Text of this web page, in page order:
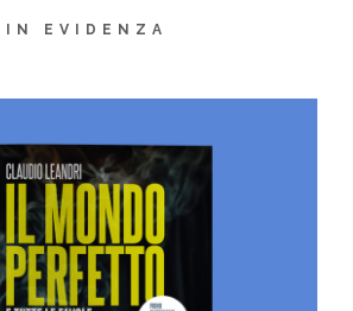
€18,00
I Narratori
AGGIUNGI AL CARRELLO
AGGIUNGI ALLA LISTA DEI DESIDERI
IN EVIDENZA